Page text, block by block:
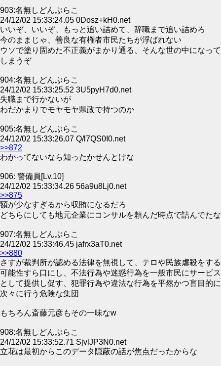
903:名無しどんぶらこ
24/12/02 15:33:24.05 0Dosz+kH0.net
いいぞ、いいぞ、もっと追い詰めて、辞職まで追い詰めろ
今のままじゃ、善良な有権者市民たちが浮ばれない
ウソで塗り固めた不正義がまかり通る、そんな世の中になって
しまうぞ
904:名無しどんぶらこ
24/12/02 15:33:25.52 3U5pyH7d0.net
失職まで行かないが
わだかまりでモヤモヤ県政で持つのか
905:名無しどんぶらこ
24/12/02 15:33:26.07 Q/l7QS0I0.net
>>872
わかってないなら知ったかせんとけな
906: 警備員[Lv.10]
24/12/02 15:33:34.26 56a9u8Lj0.net
>>875
額が少なすぎるから収賄になるだろ
どちらにしても地元企業にコンサルを頼んだ時点で詰んでたな
907:名無しどんぶらこ
24/12/02 15:33:46.45 jafrx3aT0.net
>>880
さすが裁判所が認める法律を無視して、テロや民族虐殺をする
可能性すら口にし、不法行為や迷惑行為を一般市民にサービス
として提供し促す、犯罪行為や違法な行為を平然かつ盲目的に
次々に行う危険な集団
もちろん斎藤元彦もその一味なw
908:名無しどんぶらこ
24/12/02 15:33:52.71 SjvlJP3N0.net
立花は最初からこのデータ隠蔽の話が焦点だったからな